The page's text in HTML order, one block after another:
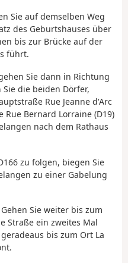
Sie auf demselben Weg
des Geburtshauses über
bis zur Brücke auf der
führt.
Sie dann in Richtung
die beiden Dörfer,
Rue Jeanne d'Arc
Rue Bernard Lorraine (D19)
nach dem Rathaus
zu folgen, biegen Sie
zu einer Gabelung
Sie weiter bis zum
Straße ein zweites Mal
bis zum Ort La